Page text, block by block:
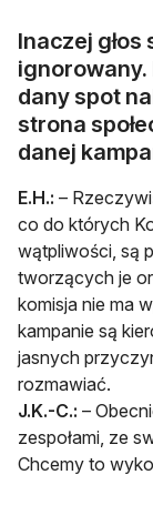
Inaczej głos
ignorowany.
dany spot
strona
danej
E.H.: –
co do których
wątpliwości, są
tworzących je
komisja nie ma
kampanie są
jasnych
rozmawiać.
J.K.-C.: –
zespołami, ze
Chcemy to